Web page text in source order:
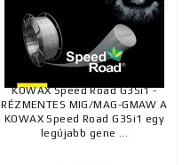
KOWAX Speed Road G3Si1 -
RÉZMENTES MIG/MAG-GMAW A
KOWAX Speed Road G3Si1 egy
legújabb gene ...